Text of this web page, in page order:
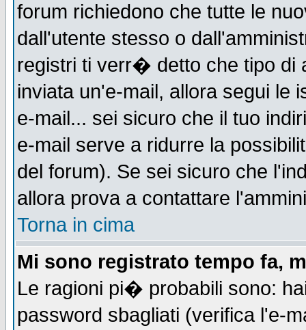
forum richiedono che tutte le
dall'utente stesso o
registri ti verr� detto che tipo
inviata un'e-mail, allora segui le
e-mail... sei sicuro che il tuo
e-mail serve a ridurre la
del forum). Se sei sicuro che
allora prova a contattare
Torna in cima
Mi sono registrato tempo fa,
Le ragioni pi� probabili sono:
password sbagliati (verifica l'e-